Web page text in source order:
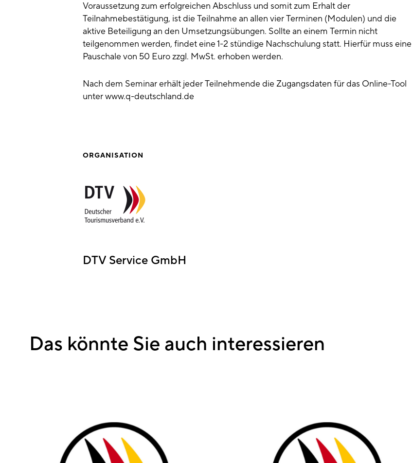
Voraussetzung zum erfolgreichen Abschluss und somit zum Erhalt der
Teilnahmebestätigung, ist die Teilnahme an allen vier Terminen (Modulen) und die
aktive Beteiligung an den Umsetzungsübungen. Sollte an einem Termin nicht
teilgenommen werden, findet eine 1-2 stündige Nachschulung statt. Hierfür muss eine
Pauschale von 50 Euro zzgl. MwSt. erhoben werden.
Nach dem Seminar erhält jeder Teilnehmende die Zugangsdaten für das Online-Tool
unter www.q-deutschland.de
ORGANISATION
DTV Service GmbH
Das könnte Sie auch interessieren